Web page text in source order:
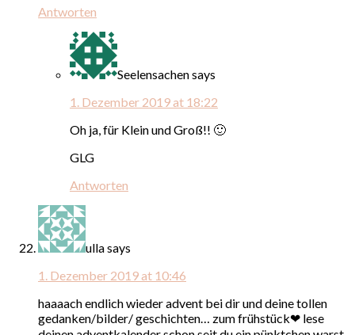
Antworten
Seelensachensays
1. Dezember 2019 at 18:22
Oh ja, für Klein und Groß!! 🙂
GLG
Antworten
ullasays
1. Dezember 2019 at 10:46
haaaach endlich wieder advent bei dir und deine tollen
gedanken/bilder/ geschichten… zum frühstück❤ lese